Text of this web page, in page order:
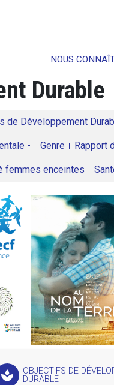
NOUS
Durable
de Développement
- Genre Rapport
femmes enceintes
spa
OBJECTIFS DE
DURABLE